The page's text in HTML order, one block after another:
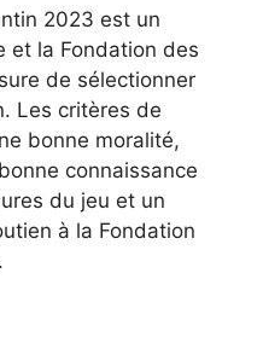
2023 est un
et la Fondation des
de sélectionner
Les critères de
bonne moralité,
connaissance
du jeu et un
à la Fondation